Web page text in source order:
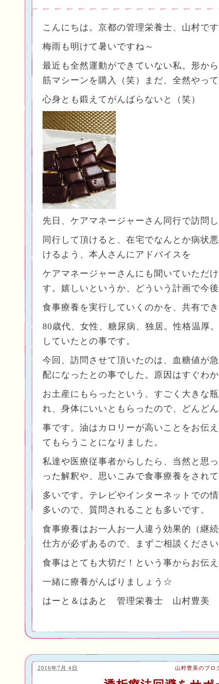
こんにちは。京都の管理栄養士、山村で
梅雨も明けて暑いですね～
最近も全然運動ができていない私。形か
筋マシーンを購入（笑）まだ、全然やっ
心身とも鍛えてがんばらないと（笑）
先日、ケアマネージャーさん同行で訪問
同行して頂けると、在宅でなんとか病状
けるよう、本人さんにアドバイスを
ケアマネージャーさんにも聞いていただ
す。嬉しいというか、どういう計画で今後
食事療養を実行していくのかを、共有で
80歳代、女性、糖尿病、独居。性格温厚
していたとの事です。
今回、訪問させて頂いたのは、血糖値が
配になったとの事でした。原因はすぐわ
お土産にもらったという、すごく大きな
れ、身体にいいともらったので、どんど
事です。油はカロリーが高いことをお伝
てもらうことになりました。
私達や医療従事者からしたら、当然と思
った解釈や、思いこみで食事療養をされ
多いです。テレビやインターネットでの
多いので、質問されることも多いです。
食事療養はお一人お一人違う効果的（継
仕方が必ずあるので、まずご相談くださ
食事はとても大切だ！という事からお伝
一緒に療養がんばりましょう☆
はーと＆はあと 管理栄養士 山村豊美
2016年7月 4日 山村豊美のブロ